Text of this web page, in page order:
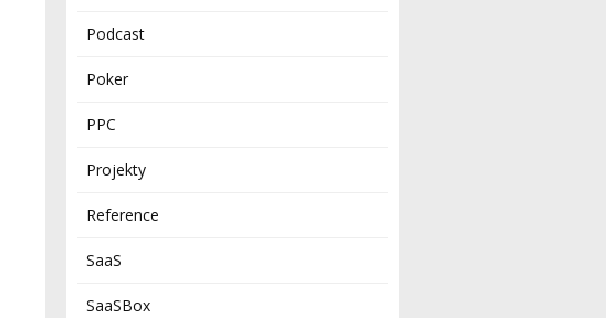
Podcast
Poker
PPC
Projekty
Reference
SaaS
SaaSBox